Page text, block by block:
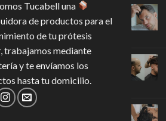
Tucabell una
de productos para el
de tu prótesis
trabajamos mediante
y te envíamos los
hasta tu domicilio.